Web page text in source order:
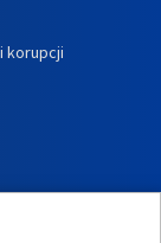
korupcji